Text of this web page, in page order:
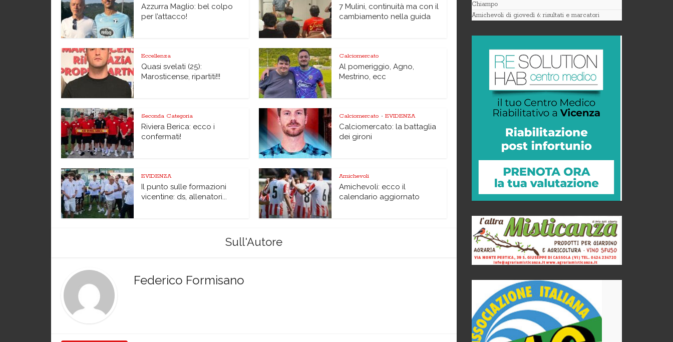
Azzurra Maglio: bel colpo
per l’attacco!
7 Mulini, continuità ma con il
cambiamento nella guida
Eccellenza
Quasi svelati (25):
Marosticense, ripartiti!!!
Calciomercato
Al pomeriggio, Agno,
Mestrino, ecc
Seconda Categoria
Riviera Berica: ecco i
confermati!
Calciomercato • EVIDENZA
Calciomercato: la battaglia
dei gironi
EVIDENZA
Il punto sulle formazioni
vicentine: ds, allenatori...
Amichevoli
Amichevoli: ecco il
calendario aggiornato
Sull'Autore
Federico Formisano
Chiampo
Amichevoli di giovedì 6: risultati e marcatori